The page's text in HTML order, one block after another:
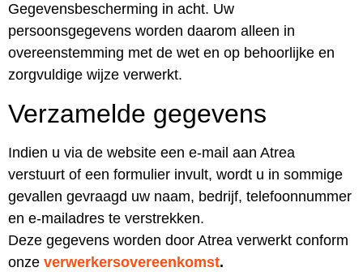
Gegevensbescherming in acht. Uw
persoonsgegevens worden daarom alleen in
overeenstemming met de wet en op behoorlijke en
zorgvuldige wijze verwerkt.
Verzamelde gegevens
Indien u via de website een e-mail aan Atrea
verstuurt of een formulier invult, wordt u in sommige
gevallen gevraagd uw naam, bedrijf, telefoonnummer
en e-mailadres te verstrekken.
Deze gegevens worden door Atrea verwerkt conform
onze verwerkersovereenkomst.